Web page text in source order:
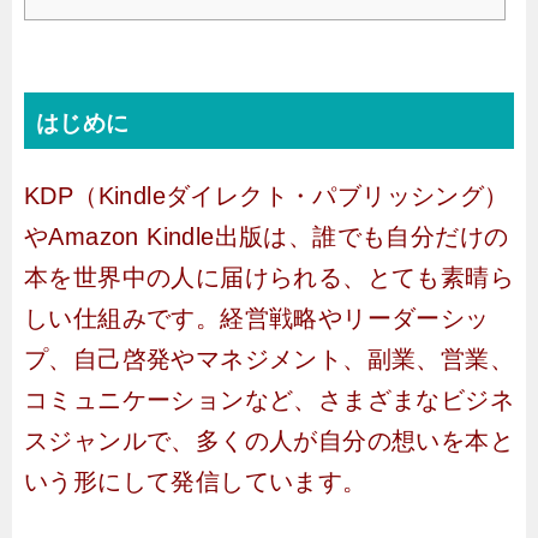
はじめに
KDP（Kindleダイレクト・パブリッシング）
やAmazon Kindle出版は、誰でも自分だけの
本を世界中の人に届けられる、とても素晴ら
しい仕組みです。経営戦略やリーダーシッ
プ、自己啓発やマネジメント、副業、営業、
コミュニケーションなど、さまざまなビジネ
スジャンルで、多くの人が自分の想いを本と
いう形にして発信しています。